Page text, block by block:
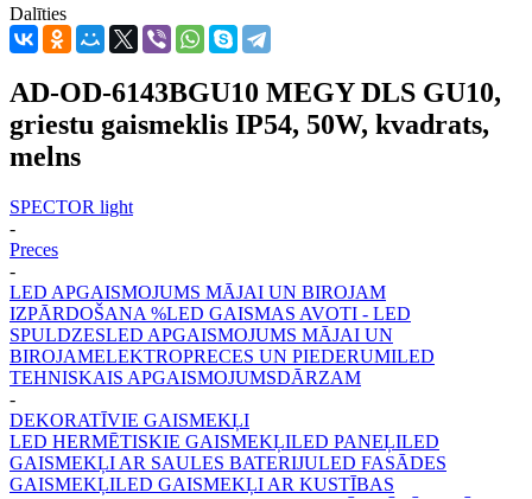
Dalīties
AD-OD-6143BGU10 MEGY DLS GU10,
griestu gaismeklis IP54, 50W, kvadrats,
melns
SPECTOR light
-
Preces
-
LED APGAISMOJUMS MĀJAI UN BIROJAM
IZPĀRDOŠANA %LED GAISMAS AVOTI - LED
SPULDZESLED APGAISMOJUMS MĀJAI UN
BIROJAMELEKTROPRECES UN PIEDERUMILED
TEHNISKAIS APGAISMOJUMSDĀRZAM
-
DEKORATĪVIE GAISMEKĻI
LED HERMĒTISKIE GAISMEKĻILED PANEĻILED
GAISMEKĻI AR SAULES BATERIJULED FASĀDES
GAISMEKĻILED GAISMEKĻI AR KUSTĪBAS